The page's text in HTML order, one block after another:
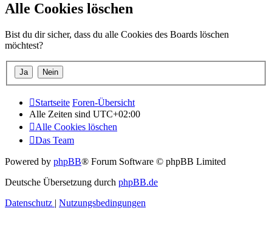
Alle Cookies löschen
Bist du dir sicher, dass du alle Cookies des Boards löschen
möchtest?
Startseite Foren-Übersicht
Alle Zeiten sind UTC+02:00
Alle Cookies löschen
Das Team
Powered by phpBB® Forum Software © phpBB Limited
Deutsche Übersetzung durch phpBB.de
Datenschutz | Nutzungsbedingungen